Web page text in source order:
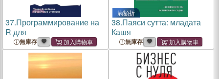
37.Программирование на
R для
無庫存
滿額折
38.Паяси сутта: младата
Кашя
無庫存